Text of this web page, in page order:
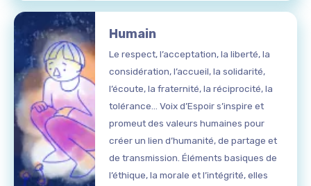
Humain
Le respect, l’acceptation, la liberté, la
considération, l’accueil, la solidarité,
l’écoute, la fraternité, la réciprocité, la
tolérance… Voix d’Espoir s’inspire et
promeut des valeurs humaines pour
créer un lien d’humanité, de partage et
de transmission. Éléments basiques de
l’éthique, la morale et l’intégrité, elles